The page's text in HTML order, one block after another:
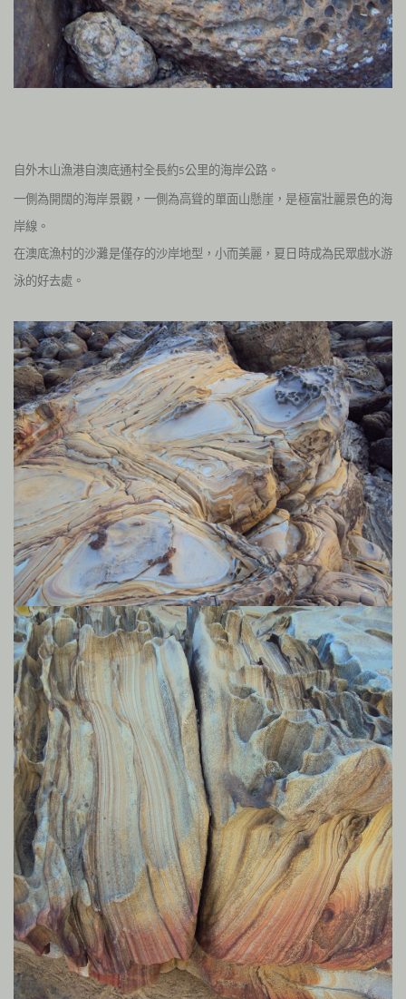
自外木山漁港自澳底通村全長約5公里的海岸公路。
一側為開闊的海岸景觀，一側為高聳的單面山懸崖，是極富壯麗景色的海
岸線。
在澳底漁村的沙灘是僅存的沙岸地型，小而美麗，夏日時成為民眾戲水游
泳的好去處。